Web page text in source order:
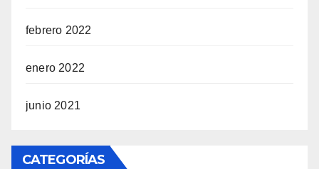
febrero 2022
enero 2022
junio 2021
CATEGORÍAS